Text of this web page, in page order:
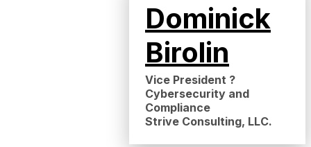
Dominick
Birolin
Vice President ?
Cybersecurity and
Compliance
Strive Consulting, LLC.